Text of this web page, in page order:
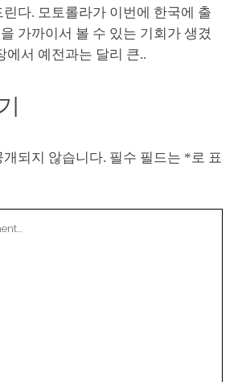
다. 모토롤라가 이번에 한국에 출
가까이서 볼 수 있는 기회가 생겼
에서 예전과는 달리 큰..
되지 않습니다. 필수 필드는 * 로 표